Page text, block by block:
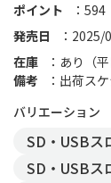
発売日 2025/
ポイント 594
在庫
あり（
備考
出荷ス
SD・USBス
SD・USBス